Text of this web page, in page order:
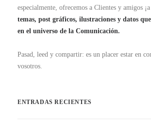
especialmente, ofrecemos a Clientes y amigos
temas, post gráficos, ilustraciones y datos
en el universo de la Comunicación.
Pasad, leed y compartir: es un placer estar en
vosotros.
ENTRADAS RECIENTES